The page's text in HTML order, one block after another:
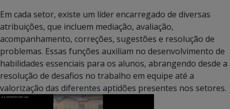
Em cada setor, existe um líder encarregado de diversas
atribuições, que incluem mediação, avaliação,
acompanhamento, correções, sugestões e resolução de
problemas. Essas funções auxiliam no desenvolvimento de
habilidades essenciais para os alunos, abrangendo desde a
resolução de desafios no trabalho em equipe até a
valorização das diferentes aptidões presentes nos setores.